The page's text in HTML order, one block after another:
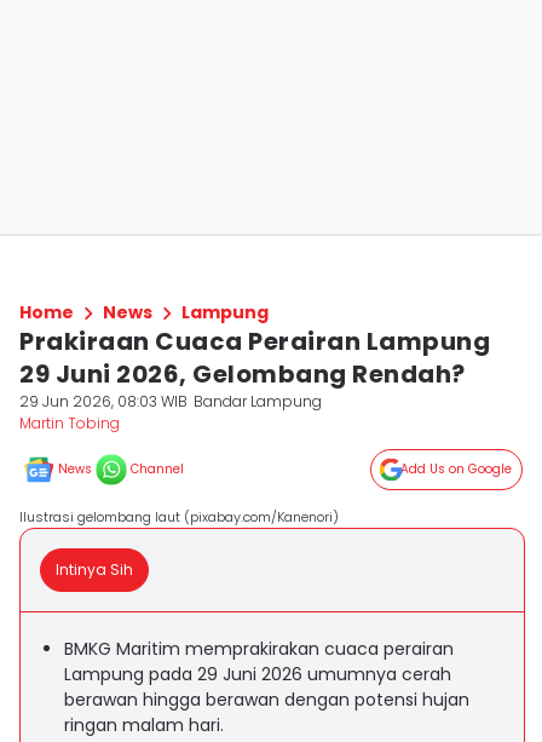
Home News Lampung
Prakiraan Cuaca Perairan Lampung
29 Juni 2026, Gelombang Rendah?
29 Jun 2026, 08:03 WIB Bandar Lampung
Martin Tobing
News Channel Add Us on Google
Ilustrasi gelombang laut (pixabay.com/Kanenori)
Intinya Sih
BMKG Maritim memprakirakan cuaca perairan
Lampung pada 29 Juni 2026 umumnya cerah
berawan hingga berawan dengan potensi hujan
ringan malam hari.